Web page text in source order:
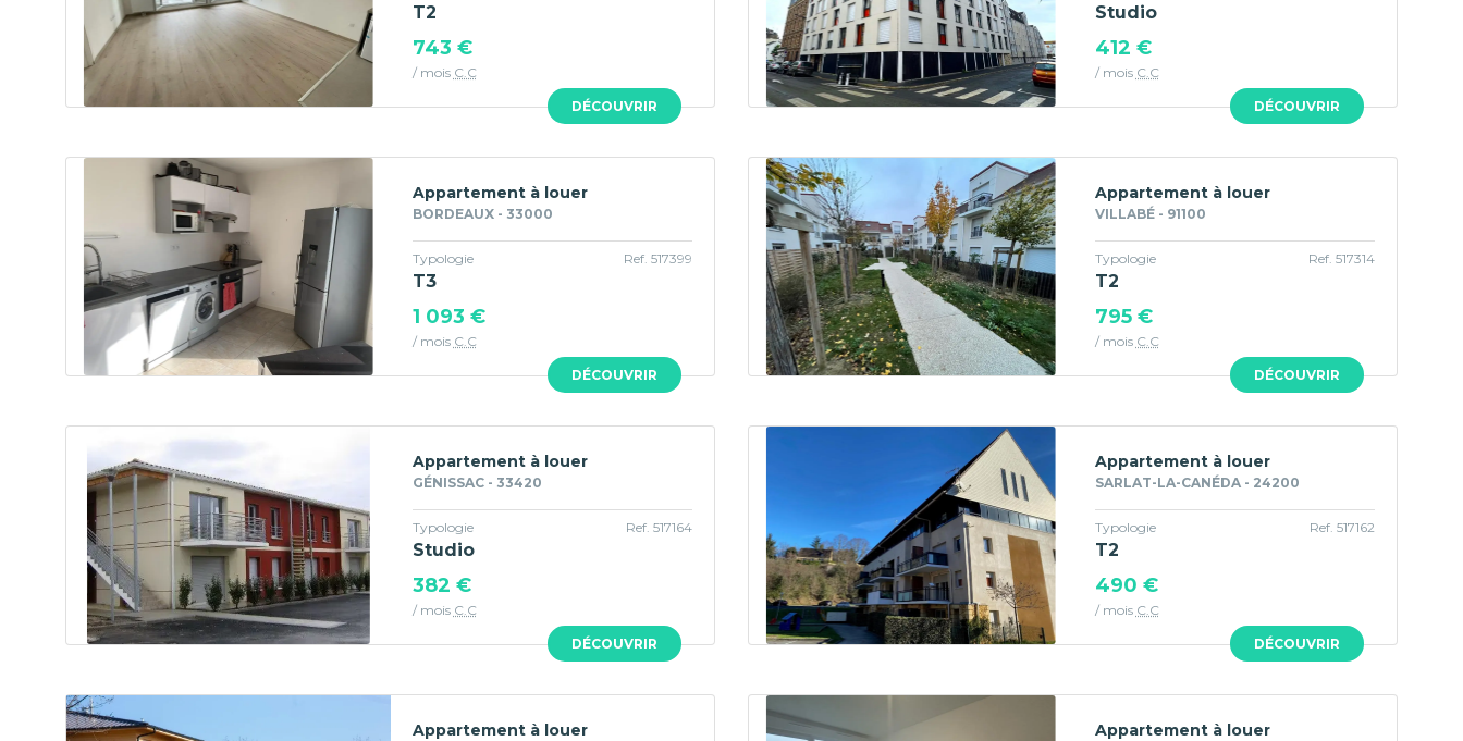
DÉCOUVRIR
T2
743 €
/ mois C.C
DÉCOUVRIR
Studio
412 €
/ mois C.C
DÉCOUVRIR
Appartement à louer
BORDEAUX - 33000
Typologie
T3
Ref. 517399
1 093 €
/ mois C.C
DÉCOUVRIR
Appartement à louer
VILLABÉ - 91100
Typologie
T2
Ref. 517314
795 €
/ mois C.C
DÉCOUVRIR
Appartement à louer
GÉNISSAC - 33420
Typologie
Studio
Ref. 517164
382 €
/ mois C.C
DÉCOUVRIR
Appartement à louer
SARLAT-LA-CANÉDA - 24200
Typologie
T2
Ref. 517162
490 €
/ mois C.C
Appartement à louer Appartement à louer